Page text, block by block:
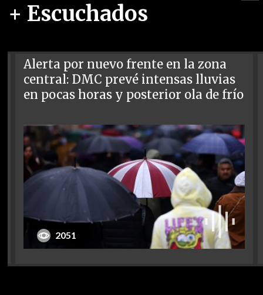
+ Escuchados
Alerta por nuevo frente en la zona
central: DMC prevé intensas lluvias
en pocas horas y posterior ola de frío
2051